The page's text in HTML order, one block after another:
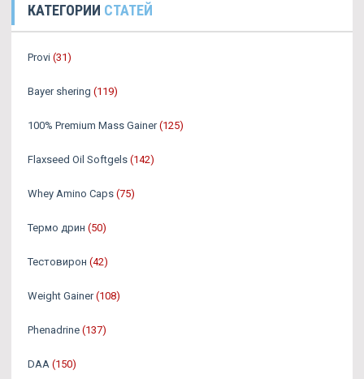
КАТЕГОРИИ СТАТЕЙ
Provi (31)
Bayer shering (119)
100% Premium Mass Gainer (125)
Flaxseed Oil Softgels (142)
Whey Amino Caps (75)
Термо дрин (50)
Тестовирон (42)
Weight Gainer (108)
Phenadrine (137)
DAA (150)